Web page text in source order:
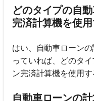
どのタイプの自
完済計算機を使
はい、自動車ローン
っていれば、どのタ
ン完済計算機を使用す
自動車ローンの